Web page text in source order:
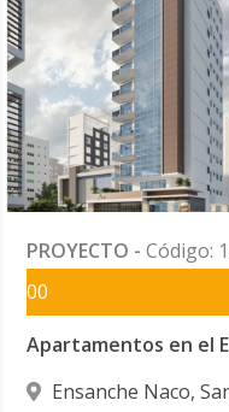
PROYECTO - Código:
00
Ensanche Naco,